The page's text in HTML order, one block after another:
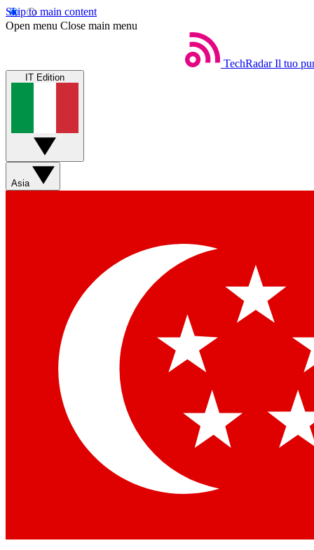
Skip to main content
Open menu Close main menu
TechRadar Il tuo
IT Edition
Asia